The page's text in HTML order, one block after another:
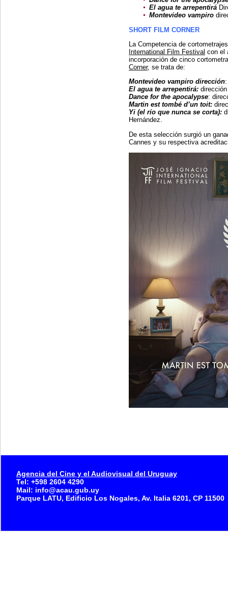
El agua te arrepentirá
Montevideo vampiro
SHORT FILM CORNER
La Competencia de
International Film Festival con el
incorporación de cinco
Corner, se trata de:
Montevideo vampiro dirección
El agua te arrepentirá:
Dance for the apocalypse:
Martin est tombé d’un toit:
Yi (el río que nunca se corta):
Hernández.
De esta selección surgió un
Cannes y su respectiva
Agencia del Cine y el Audiovisual del Uruguay
Tel: +598 2604 4290
Mail: info@acau.gub.uy
Parque LATU, Edificio Los Nogales, Av. Italia 6201, CP 11500